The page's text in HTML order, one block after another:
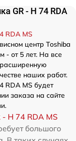
GR - H 74 RDA
RDA MS
центр Toshiba
- от 5 лет. На все
расширенную
наших работ.
RDA MS будет
заказа на сайте
H 74 RDA MS
большого